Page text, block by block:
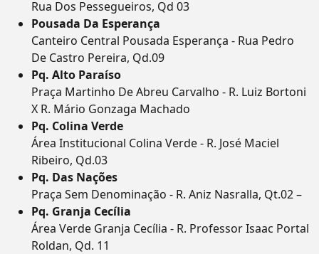
Rua Dos Pessegueiros, Qd 03
Pousada Da Esperança
Canteiro Central Pousada Esperança - Rua Pedro
De Castro Pereira, Qd.09
Pq. Alto Paraíso
Praça Martinho De Abreu Carvalho - R. Luiz Bortoni
X R. Mário Gonzaga Machado
Pq. Colina Verde
Área Institucional Colina Verde - R. José Maciel
Ribeiro, Qd.03
Pq. Das Nações
Praça Sem Denominação - R. Aniz Nasralla, Qt.02 –
Pq. Granja Cecília
Área Verde Granja Cecília - R. Professor Isaac Portal
Roldan, Qd. 11